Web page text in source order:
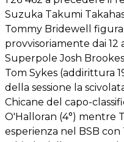
Suzuka Takumi
Tommy Bridewell
provvisoriamente dai 12
Superpole Josh Brookes
Tom Sykes (addirittura
della sessione la
Chicane del capo-
O'Halloran (4°) mentre
esperienza nel BSB con